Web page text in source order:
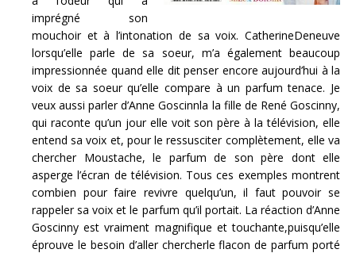
imprégné son
mouchoir et à l’intonation de sa voix. CatherineDeneuve
lorsqu’elle parle de sa soeur, m’a également beaucoup
impressionnée quand elle dit penser encore aujourd’hui à la
voix de sa soeur qu’elle compare à un parfum tenace. Je
veux aussi parler d’Anne Goscinnla la fille de René Goscinny,
qui raconte qu’un jour elle voit son père à la télévision, elle
entend sa voix et, pour le ressusciter complètement, elle va
chercher Moustache, le parfum de son père dont elle
asperge l’écran de télévision. Tous ces exemples montrent
combien pour faire revivre quelqu’un, il faut pouvoir se
rappeler sa voix et le parfum qu’il portait. La réaction d’Anne
Goscinny est vraiment magnifique et touchante,puisqu’elle
éprouve le besoin d’aller chercherle flacon de parfum porté